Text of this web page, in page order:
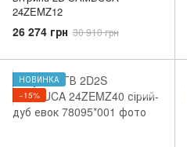
24ZEMZ12
26 274 грн 30 910 грн
НОВИНКА
−15%